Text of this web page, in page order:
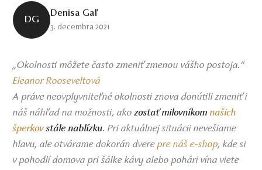
DG
Denisa Gaľ
3. decembra 2021
„Okolnosti môžete často zmeniť zmenou vášho postoja.“
Eleanor Rooseveltová
A práve neovplyvniteľné okolnosti znova donútili zmeniť i
náš náhľad na možnosti, akozostať milovníkomnašich
šperkovstále nablízku. Pri aktuálnej situácii nevešiame
hlavu, ale otvárame dokorán dverepre náš e-shop, kde si
v pohodlí domova pri šálke kávy alebo pohári vína viete